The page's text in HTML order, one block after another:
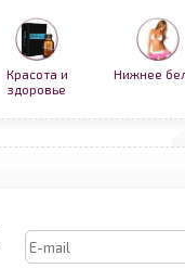
Красота и
здоровье
Нижнее